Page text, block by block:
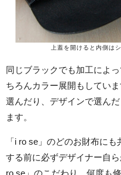
上蓋を開けると内側は
同じブラックでも加工によ
ちろんカラー展開もしてい
選んだり、デザインで選ん
ます。
「i ro se」のどのお財布に
する前に必ずデザイナー自